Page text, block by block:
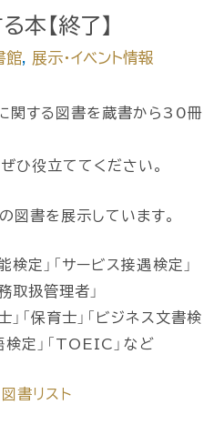
本【終了】
館, 展示・イベント情報
関する図書を蔵書から30冊
ひ役立ててください。
図書を展示しています。
検定」「サービス接遇検定」
取扱管理者」
」「保育士」「ビジネス文書検
検定」「TOEIC」など
書リスト